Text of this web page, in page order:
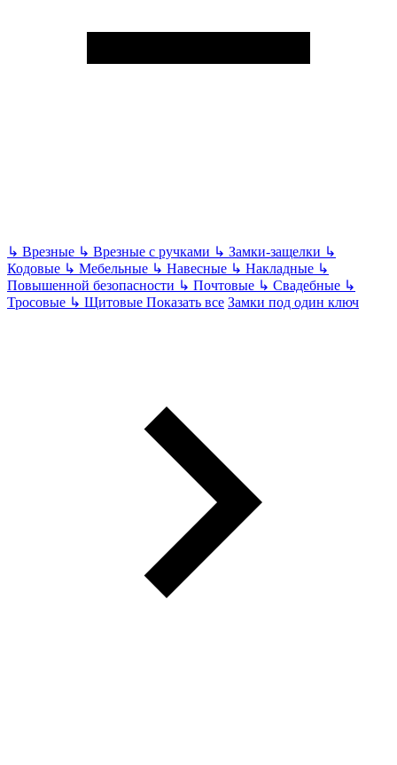
↳ Врезные ↳ Врезные с ручками ↳ Замки-защелки ↳
Кодовые ↳ Мебельные ↳ Навесные ↳ Накладные ↳
Повышенной безопасности ↳ Почтовые ↳ Свадебные ↳
Тросовые ↳ Щитовые Показать все Замки под один ключ